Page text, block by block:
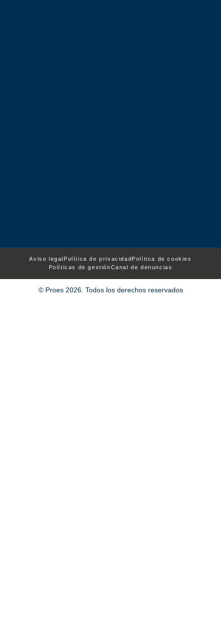
Aviso legal Política de privacidadPolítica de cookies
Políticas de gestiónCanal de denuncias
© Proes 2026. Todos los derechos reservados